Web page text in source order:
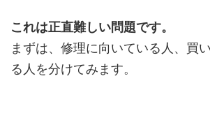
これは正直難しい問題です。
まずは、修理に向いている人、買
る人を分けてみます。